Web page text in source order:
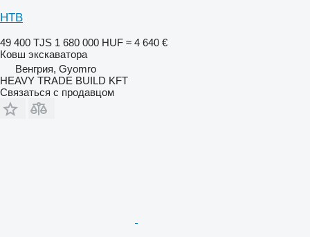
HTB
49 400 TJS 1 680 000 HUF ≈ 4 640 €
Ковш экскаватора
Венгрия, Gyomro
HEAVY TRADE BUILD KFT
Связаться с продавцом